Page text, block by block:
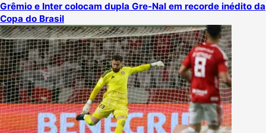
Grêmio e Inter colocam dupla Gre-Nal em recorde inédito da
Copa do Brasil